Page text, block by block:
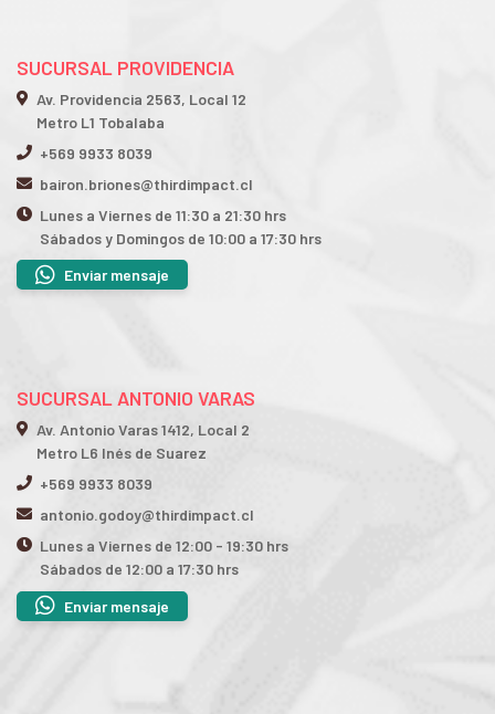
SUCURSAL PROVIDENCIA
Av. Providencia 2563, Local 12
Metro L1 Tobalaba
+569 9933 8039
bairon.briones@thirdimpact.cl
Lunes a Viernes de 11:30 a 21:30 hrs
Sábados y Domingos de 10:00 a 17:30 hrs
Enviar mensaje
SUCURSAL ANTONIO VARAS
Av. Antonio Varas 1412, Local 2
Metro L6 Inés de Suarez
+569 9933 8039
antonio.godoy@thirdimpact.cl
Lunes a Viernes de 12:00 - 19:30 hrs
Sábados de 12:00 a 17:30 hrs
Enviar mensaje